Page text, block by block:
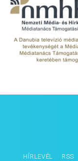
HÍRLEVÉL RSS